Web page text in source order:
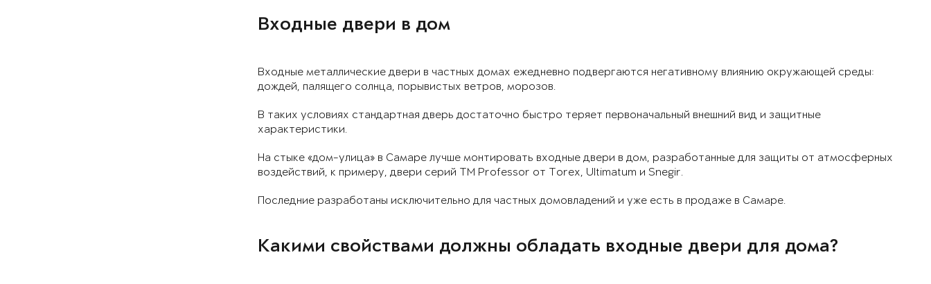
Входные двери в дом
Входные металлические двери в частных домах ежедневно подвергаются негативному влиянию окружающей среды:
дождей, палящего солнца, порывистых ветров, морозов.
В таких условиях стандартная дверь достаточно быстро теряет первоначальный внешний вид и защитные
характеристики.
На стыке «дом-улица» в Самаре лучше монтировать входные двери в дом, разработанные для защиты от атмосферных
воздействий, к примеру, двери серий ТМ Professor от Torex, Ultimatum и Snegir.
Последние разработаны исключительно для частных домовладений и уже есть в продаже в Самаре.
Какими свойствами должны обладать входные двери для дома?